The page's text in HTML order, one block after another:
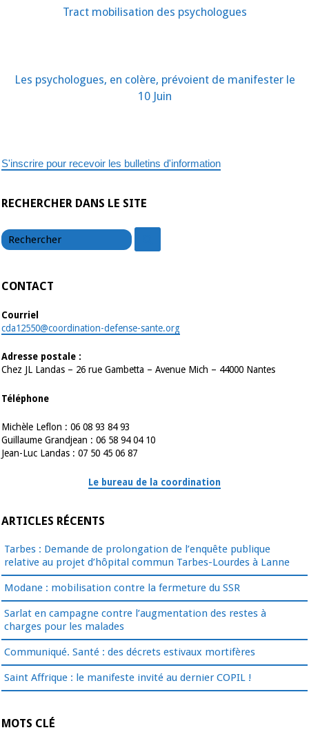
Tract mobilisation des psychologues
Les psychologues, en colère, prévoient de manifester le
10 Juin
S'inscrire pour recevoir les bulletins d'information
RECHERCHER DANS LE SITE
CONTACT
Courriel
cda12550@coordination-defense-sante.org
Adresse postale :
Chez JL Landas – 26 rue Gambetta – Avenue Mich – 44000 Nantes
Téléphone
Michèle Leflon : 06 08 93 84 93
Guillaume Grandjean : 06 58 94 04 10
Jean-Luc Landas : 07 50 45 06 87
Le bureau de la coordination
ARTICLES RÉCENTS
Tarbes : Demande de prolongation de l’enquête publique
relative au projet d’hôpital commun Tarbes-Lourdes à Lanne
Modane : mobilisation contre la fermeture du SSR
Sarlat en campagne contre l’augmentation des restes à
charges pour les malades
Communiqué. Santé : des décrets estivaux mortifères
Saint Affrique : le manifeste invité au dernier COPIL !
MOTS CLÉ